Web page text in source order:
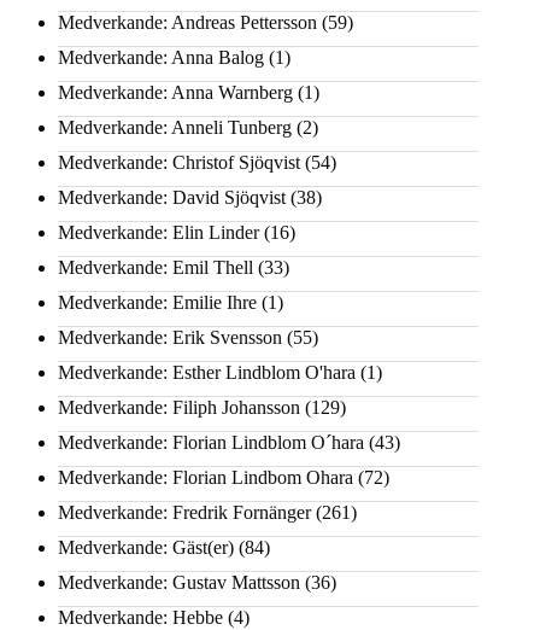
Medverkande: Andreas Pettersson (59)
Medverkande: Anna Balog (1)
Medverkande: Anna Warnberg (1)
Medverkande: Anneli Tunberg (2)
Medverkande: Christof Sjöqvist (54)
Medverkande: David Sjöqvist (38)
Medverkande: Elin Linder(16)
Medverkande: Emil Thell (33)
Medverkande: Emilie Ihre (1)
Medverkande: Erik Svensson (55)
Medverkande: Esther Lindblom O'hara (1)
Medverkande: Filiph Johansson (129)
Medverkande: Florian Lindblom O´hara (43)
Medverkande: Florian Lindbom Ohara (72)
Medverkande: Fredrik Fornänger(261)
Medverkande: Gäst(er) (84)
Medverkande: Gustav Mattsson (36)
Medverkande: Hebbe (4)